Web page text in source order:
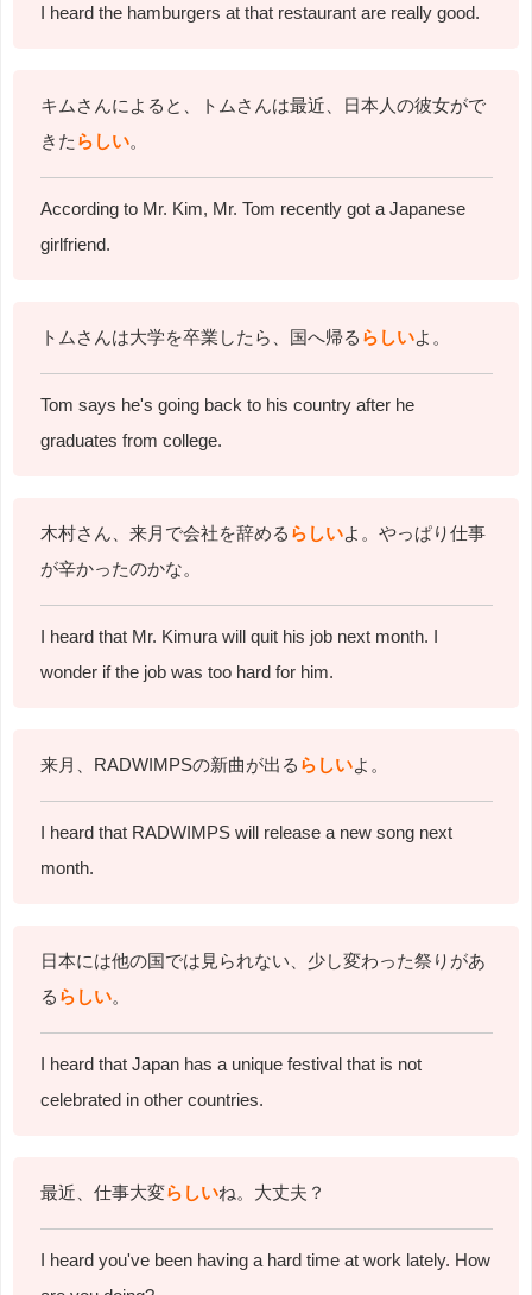
I heard the hamburgers at that restaurant are really good.
キムさんによると、トムさんは最近、日本人の彼女がで
きた らしい。
According to Mr. Kim, Mr. Tom recently got a Japanese
girlfriend.
トムさんは大学を卒業したら、国へ帰る らしいよ。
Tom says he's going back to his country after he
graduates from college.
木村さん、来月で会社を辞める らしいよ。やっぱり仕事
が辛かったのかな。
I heard that Mr. Kimura will quit his job next month. I
wonder if the job was too hard for him.
来月、RADWIMPSの新曲が出る らしいよ。
I heard that RADWIMPS will release a new song next
month.
日本には他の国では見られない、少し変わった祭りがあ
る らしい。
I heard that Japan has a unique festival that is not
celebrated in other countries.
最近、仕事大変らしいね。大丈夫？
I heard you've been having a hard time at work lately. How